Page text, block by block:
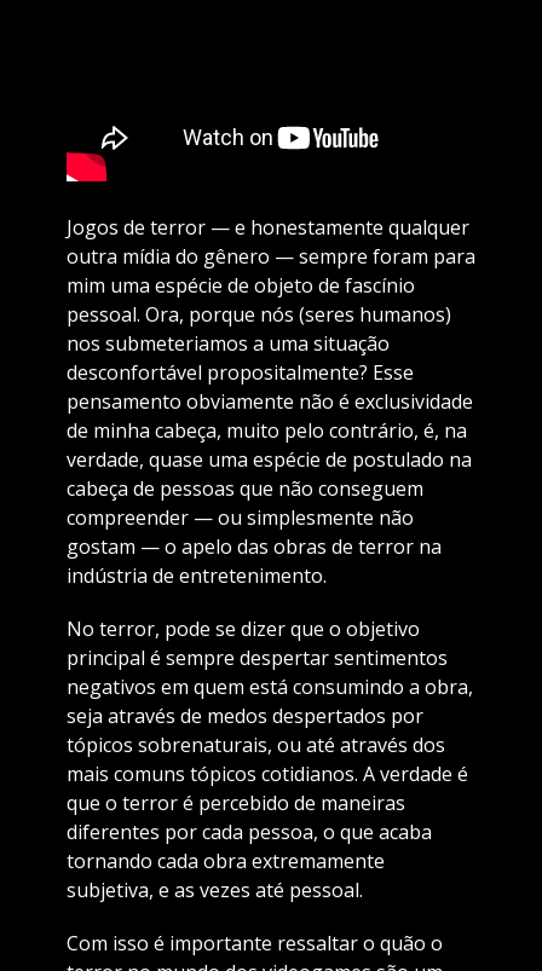
Jogos de terror — e honestamente qualquer
outra mídia do gênero — sempre foram para
mim uma espécie de objeto de fascínio
pessoal. Ora, porque nós (seres humanos)
nos submeteriamos a uma situação
desconfortável propositalmente? Esse
pensamento obviamente não é exclusividade
de minha cabeça, muito pelo contrário, é, na
verdade, quase uma espécie de postulado na
cabeça de pessoas que não conseguem
compreender — ou simplesmente não
gostam — o apelo das obras de terror na
indústria de entretenimento.
No terror, pode se dizer que o objetivo
principal é sempre despertar sentimentos
negativos em quem está consumindo a obra,
seja através de medos despertados por
tópicos sobrenaturais, ou até através dos
mais comuns tópicos cotidianos. A verdade é
que o terror é percebido de maneiras
diferentes por cada pessoa, o que acaba
tornando cada obra extremamente
subjetiva, e as vezes até pessoal.
Com isso é importante ressaltar o quão o